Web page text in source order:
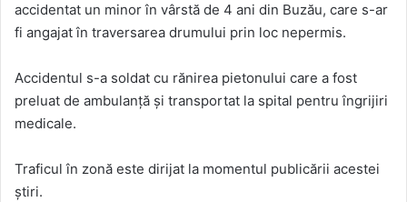
accidentat un minor în vârstă de 4 ani din Buzău, care s-ar
fi angajat în traversarea drumului prin loc nepermis.
Accidentul s-a soldat cu rănirea pietonului care a fost
preluat de ambulanță și transportat la spital pentru îngrijiri
medicale.
Traficul în zonă este dirijat la momentul publicării acestei
știri.